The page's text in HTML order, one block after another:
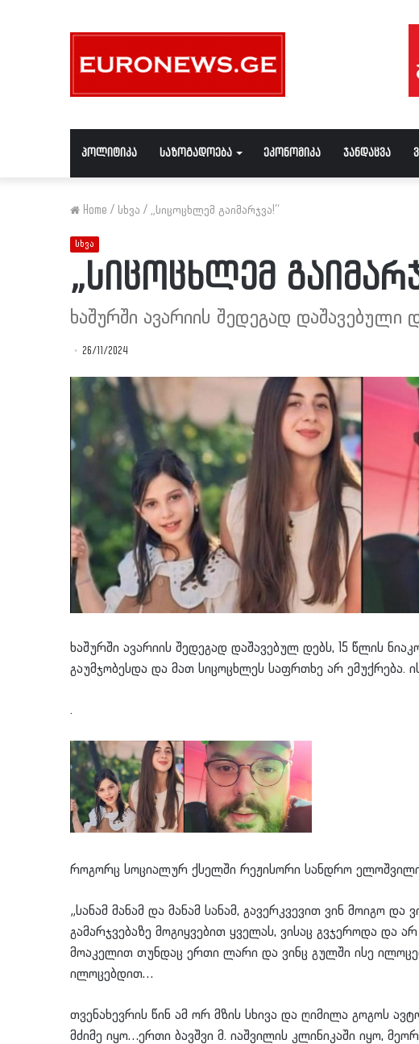
პოლიტიკა საზოგადოება ეკონომიკა ჯანდაცვა
Home / სხვა / „სიცოცხლემ გაიმარჯვა!“
სხვა
„სიცოცხლემ
ხაშურში ავარიის შედეგად დაშავებული
26/11/2024
ხაშურში ავარიის შედეგად დაშავებულ დებს, 15 წლის
გაუმჯობესდა და მათ სიცოცხლეს საფრთხე არ ემუქრება.
.
როგორც სოციალურ ქსელში რეჟისორი სანდრო
„სანამ მანამ და მანამ სანამ, გავერკვევით ვინ მოიგო
გამარჯვებაზე მოგიყვებით ყველას, ვისაც გვჯეროდა და
მოაკელით თუნდაც ერთი ლარი და ვინც გულში ისე
ილოცებდით…
თვენახევრის წინ ამ ორ მზის სხივა და ღიმილა გოგოს
მძიმე იყო…ერთი ბავშვი მ. იაშვილის კლინიკაში იყო,